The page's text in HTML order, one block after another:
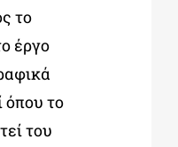
το
έργο
όπου το
του